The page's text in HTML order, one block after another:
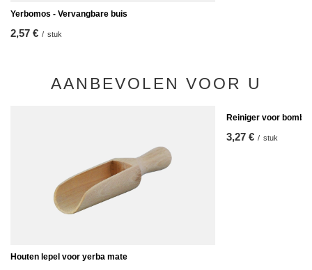
Yerbomos - Vervangbare buis
2,57 € / stuk
AANBEVOLEN VOOR U
Houten lepel voor yerba mate
Reiniger voor
3,27 € / stuk